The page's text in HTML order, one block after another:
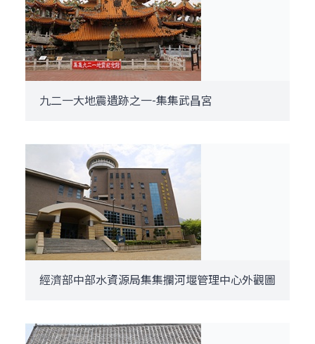
九二一大地震遺跡之一-集集武昌宮
經濟部中部水資源局集集攔河堰管理中心外觀圖